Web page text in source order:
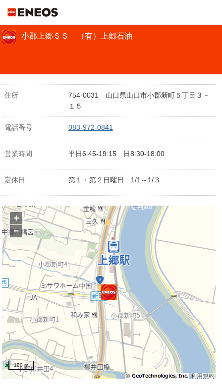
小郡上郷ＳＳ （有）上郷石油
住所
754-0031 山口県山口市小郡新町５丁目３－
１５
電話番号 083-972-0841
営業時間 平日6:45-19:15 日8:30-18:00
定休日 第１・第２日曜日 1/1～1/３
利用規約
+
−
100 m